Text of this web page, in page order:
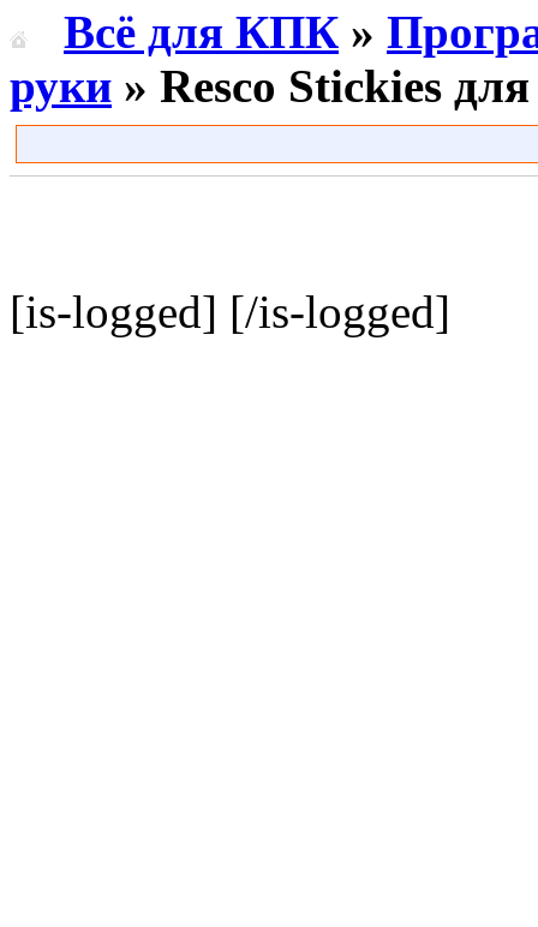
Всё для КПК »
руки » Resco Stickies
[is-logged] [/is-logged]